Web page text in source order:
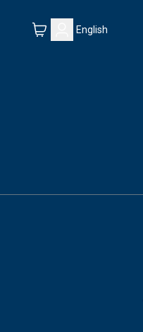
English